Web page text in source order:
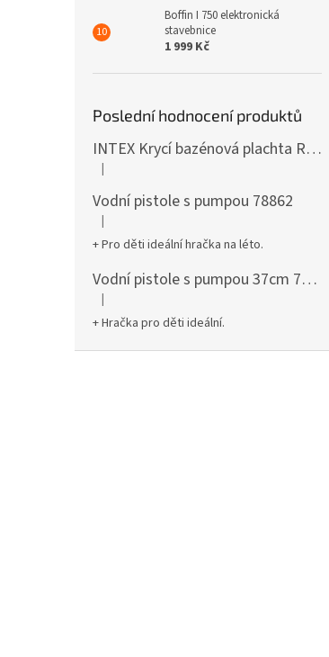
Boffin I 750 elektronická
stavebnice
1 999 Kč
Poslední hodnocení produktů
INTEX Krycí bazénová plachta Round 305cm 28030
Hodnocení produktu je 5 z 5 hvězdiček.
|
Vodní pistole s pumpou 78862
Hodnocení produktu je 5 z 5 hvězdiček.
|
+ Pro děti ideální hračka na léto.
Vodní pistole s pumpou 37cm 78961
Hodnocení produktu je 5 z 5 hvězdiček.
|
+ Hračka pro děti ideální.